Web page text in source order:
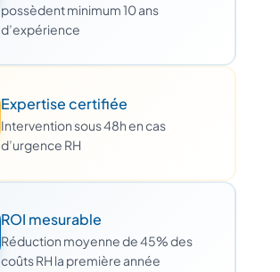
possèdent minimum 10 ans
d’expérience
Expertise certifiée
Intervention sous 48h en cas
d’urgence RH
ROI mesurable
Réduction moyenne de 45% des
coûts RH la première année